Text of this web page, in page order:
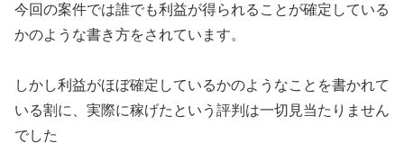
今回の案件では誰でも利益が得られることが確定している
かのような書き方をされています。
しかし利益がほぼ確定しているかのようなことを書かれて
いる割に、 実際に稼げたという評判は一切見当たりません
でした